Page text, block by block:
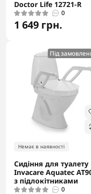
Doctor Life 12721-R
0
1 649 грн.
Під
Немає в наявності
Сидіння для туалету
Invacare Aquatec
з підлокітниками
0